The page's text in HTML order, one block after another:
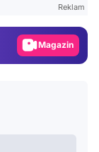
Reklam
Magazin